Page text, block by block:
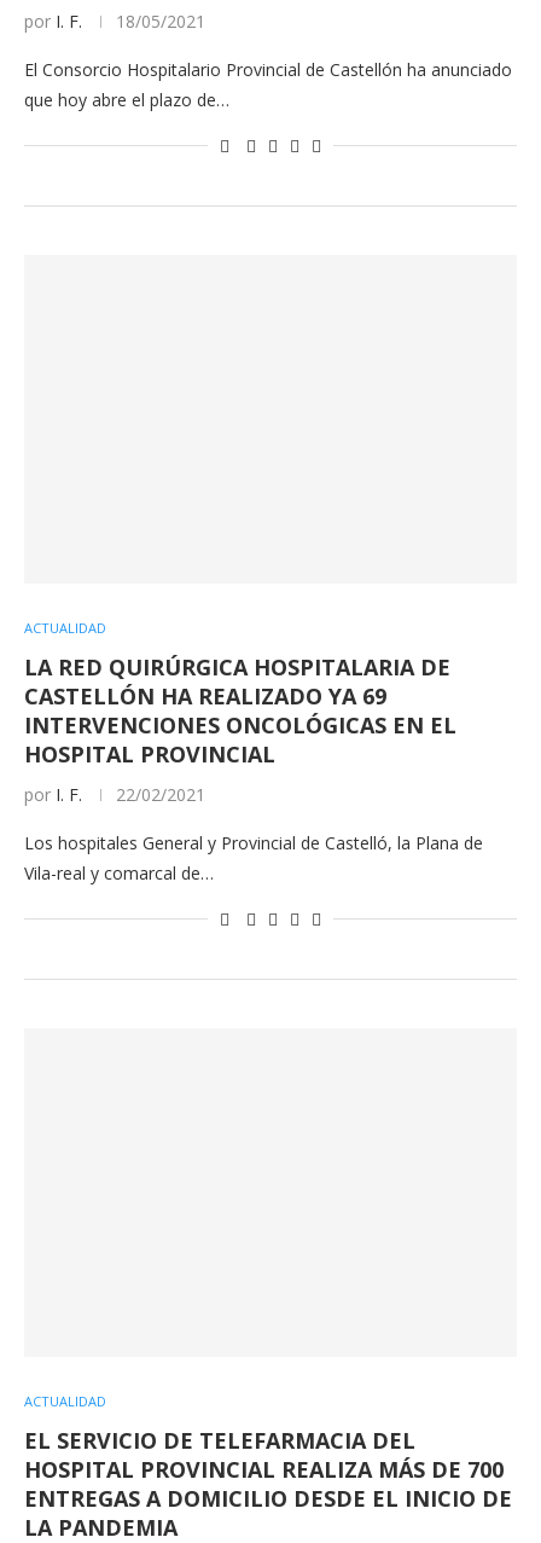
por I. F. 18/05/2021
El Consorcio Hospitalario Provincial de Castellón ha anunciado
que hoy abre el plazo de…
ACTUALIDAD
LA RED QUIRÚRGICA HOSPITALARIA DE
CASTELLÓN HA REALIZADO YA 69
INTERVENCIONES ONCOLÓGICAS EN EL
HOSPITAL PROVINCIAL
por I. F. 22/02/2021
Los hospitales General y Provincial de Castelló, la Plana de
Vila-real y comarcal de…
ACTUALIDAD
EL SERVICIO DE TELEFARMACIA DEL
HOSPITAL PROVINCIAL REALIZA MÁS DE 700
ENTREGAS A DOMICILIO DESDE EL INICIO DE
LA PANDEMIA